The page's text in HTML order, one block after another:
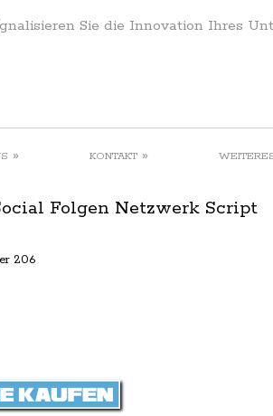
Sie die Innovation Ihres
» KONTAKT »
Folgen Netzwerk Script
206